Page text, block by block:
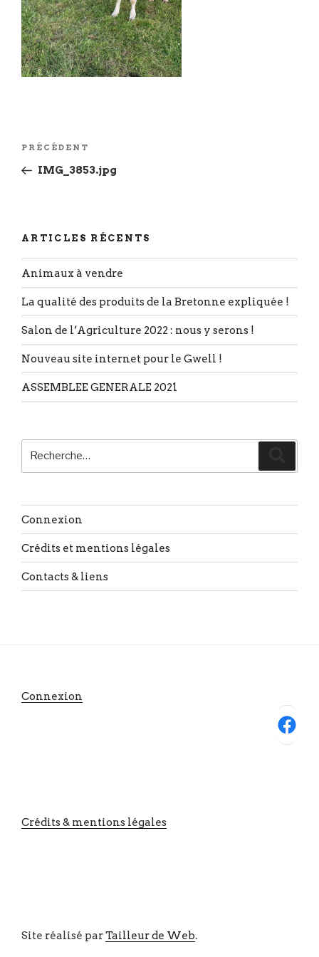
Navigation
l’article
Article
précédent
PRÉCÉDENT
IMG_3853.jpg
ARTICLES RÉCENTS
Animaux à vendre
La qualité des produits de la Bretonne expliquée !
Salon de l’Agriculture 2022 : nous y serons !
Nouveau site internet pour le Gwell !
ASSEMBLEE GENERALE 2021
Connexion
Crédits et mentions légales
Contacts & liens
Connexion
Facebook
Crédits & mentions légales
Site réalisé parTailleur de Web.